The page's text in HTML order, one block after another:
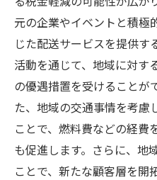
元の企業やイベントと積極
じた配送サービスを提供す
活動を通じて、地域に対す
の優遇措置を受けることが
た、地域の交通事情を考慮
ことで、燃料費などの経費
も促進します。さらに、地
ことで、新たな顧客層を開